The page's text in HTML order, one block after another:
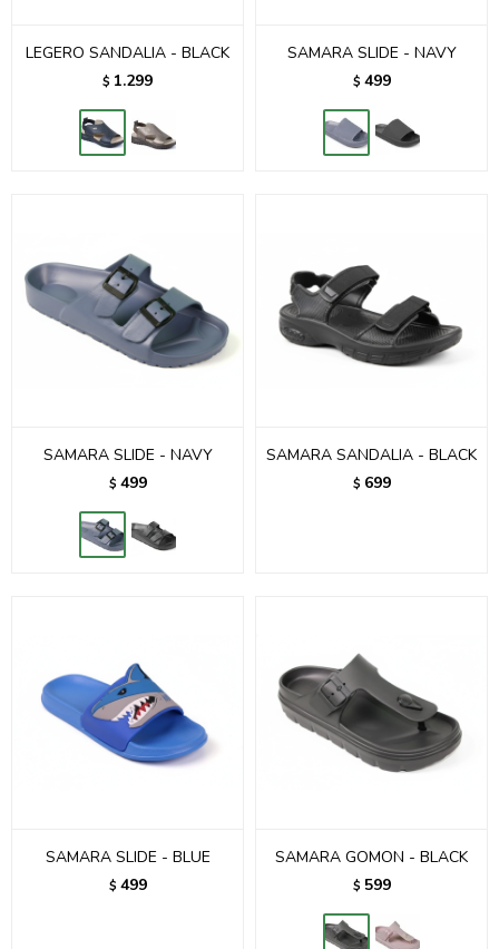
LEGERO SANDALIA - BLACK
$ 1.299
SAMARA SLIDE - NAVY
$ 499
SAMARA SLIDE - NAVY
$ 499
SAMARA SANDALIA - BLACK
$ 699
SAMARA SLIDE - BLUE
$ 499
SAMARA GOMON - BLACK
$ 599